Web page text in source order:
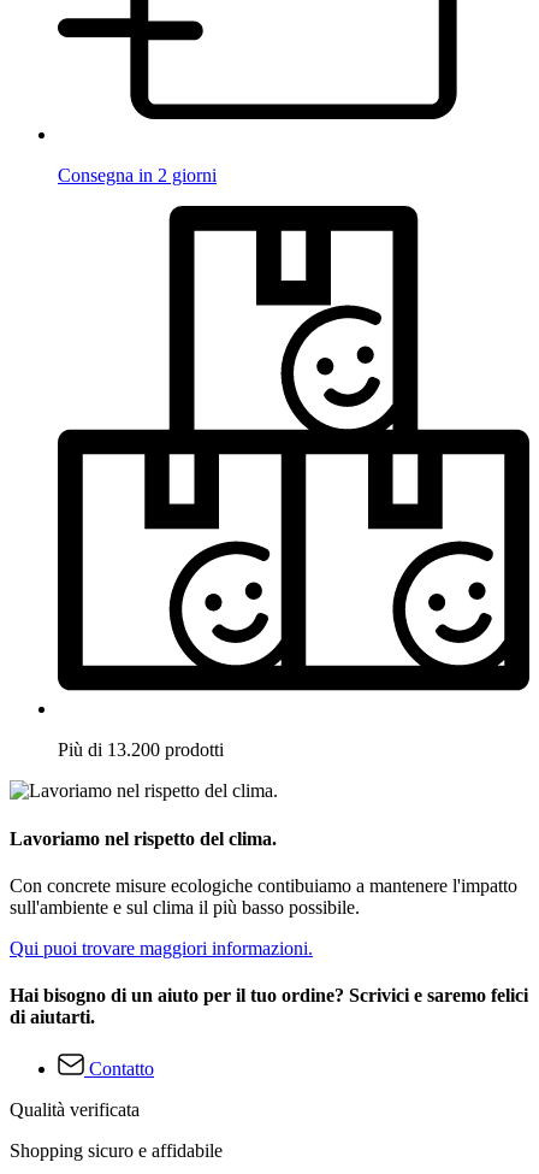
Consegna in 2 giorni
Più di 13.200 prodotti
Lavoriamo nel rispetto del clima.
Con concrete misure ecologiche contibuiamo a mantenere l'impatto
sull'ambiente e sul clima il più basso possibile.
Qui puoi trovare maggiori informazioni.
Hai bisogno di un aiuto per il tuo ordine? Scrivici e saremo felici
di aiutarti.
Contatto
Qualità verificata
Shopping sicuro e affidabile